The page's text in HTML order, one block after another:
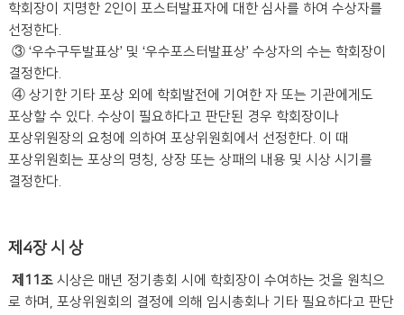
학회장이 지명한 2인이 포스터발표자에 대한 심사를 하여 수상자를
선정한다.
③ ‘우수구두발표상’ 및 ‘우수포스터발표상’ 수상자의 수는 학회장이
결정한다.
④ 상기한 기타 포상 외에 학회발전에 기여한 자 또는 기관에게도
포상할 수 있다. 수상이 필요하다고 판단된 경우 학회장이나
포상위원장의 요청에 의하여 포상위원회에서 선정한다. 이 때
포상위원회는 포상의 명칭, 상장 또는 상패의 내용 및 시상 시기를
결정한다.
제4장 시 상
제11조 시상은 매년 정기총회 시에 학회장이 수여하는 것을 원칙으
로 하며, 포상위원회의 결정에 의해 임시총회나 기타 필요하다고 판단